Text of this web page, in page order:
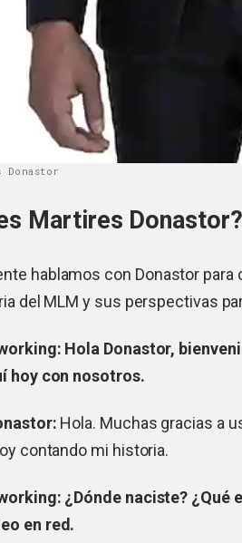
Donastor
Martires Donastor?
hablamos con Donastor
del MLM y sus perspectivas
Hola Donastor,
hoy con nosotros.
Hola. Muchas gracias a
contando mi historia.
¿Dónde naciste?
en red.